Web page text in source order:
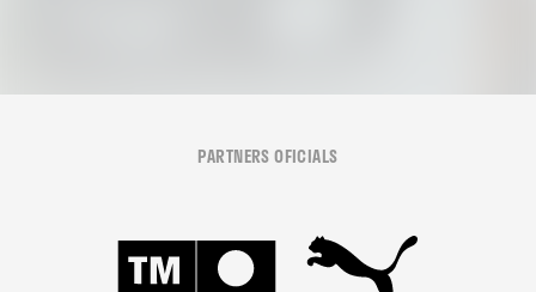
PARTNERS OFICIALS